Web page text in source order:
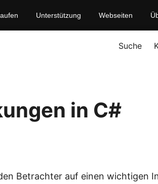
Unterstützung Webseiten
Suche
in C#
Betrachter auf einen wichtigen